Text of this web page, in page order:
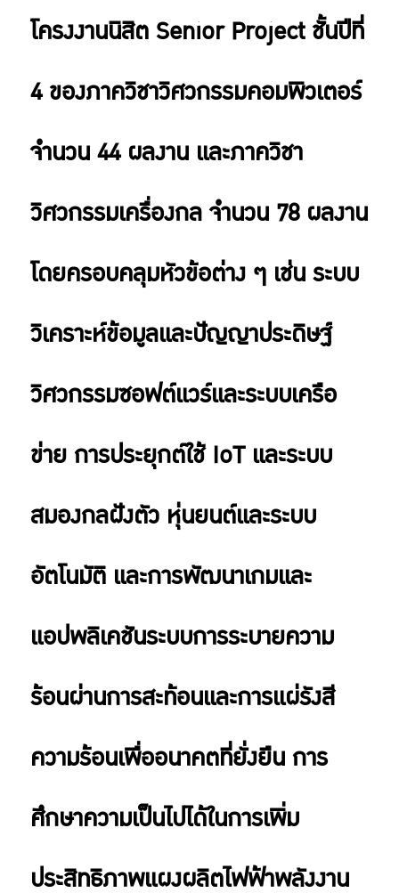
โครงงานนิสิต Senior Project ชั้นปีที่
4 ของภาควิชาวิศวกรรมคอมพิวเตอร์
จำนวน 44 ผลงาน และภาควิชา
วิศวกรรมเครื่องกล จำนวน 78 ผลงาน
โดยครอบคลุมหัวข้อต่าง ๆ เช่น ระบบ
วิเคราะห์ข้อมูลและปัญญาประดิษฐ์
วิศวกรรมซอฟต์แวร์และระบบเครือ
ข่าย การประยุกต์ใช้ IoT และระบบ
สมองกลฝังตัว หุ่นยนต์และระบบ
อัตโนมัติ และการพัฒนาเกมและ
แอปพลิเคชันระบบการระบายความ
ร้อนผ่านการสะท้อนและการแผ่รังสี
ความร้อนเพื่ออนาคตที่ยั่งยืน การ
ศึกษาความเป็นไปได้ในการเพิ่ม
ประสิทธิภาพแผงผลิตไฟฟ้าพลังงาน